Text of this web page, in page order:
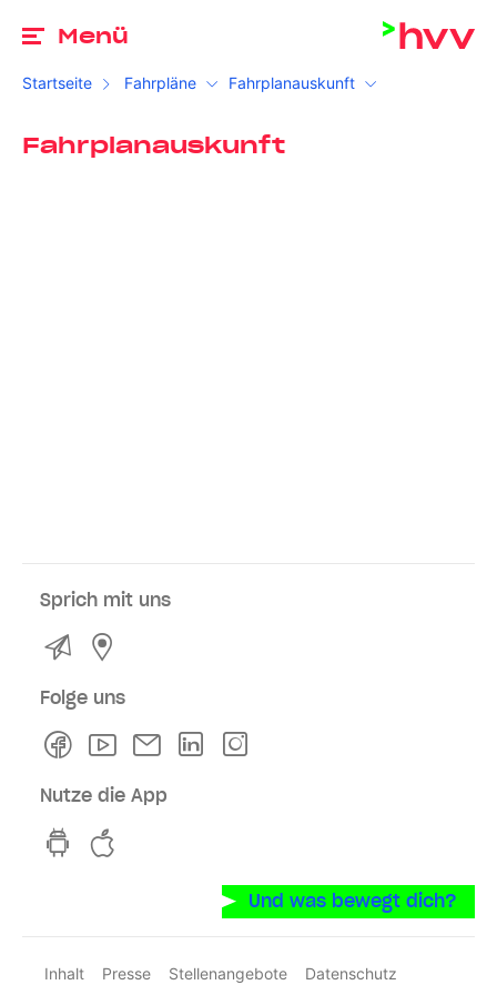
Menü
Startseite Fahrpläne Fahrplanauskunft
Fahrplanauskunft
Sprich mit uns
Kontakt
Folge uns
FacebookYoutubeNewsletterLinkedln
Nutze die App
hvv switch App auf GooglePlay
Und was bewegt dich?
Inhalt Presse Stellenangebote
Datenschutz